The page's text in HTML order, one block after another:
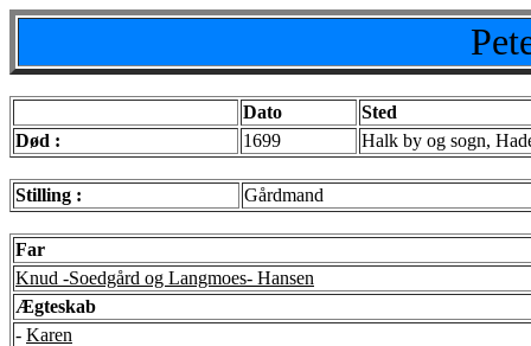
Dato
Sted
Død :
1699 Halk by og sogn,
Stilling : Gårdmand
Far
Knud -Soedgård og Langmoes- Hansen
Ægteskab
- Karen